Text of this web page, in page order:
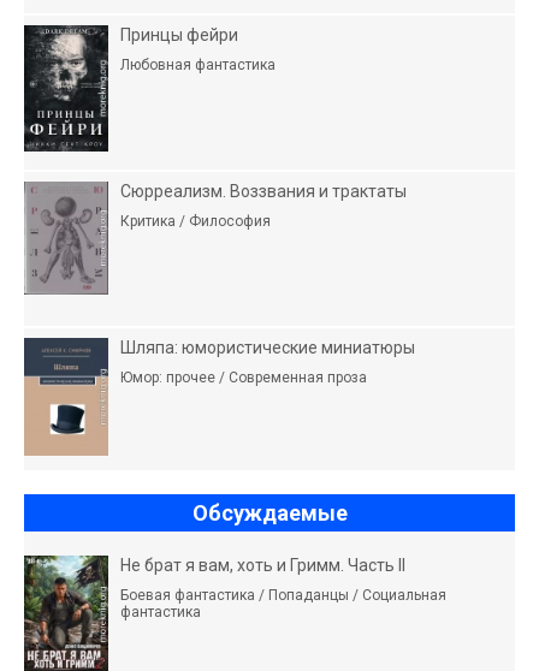
Принцы фейри
Любовная фантастика
Сюрреализм. Воззвания и трактаты
Критика / Философия
Шляпа: юмористические миниатюры
Юмор: прочее / Современная проза
Обсуждаемые
Не брат я вам, хоть и Гримм. Часть II
Боевая фантастика / Попаданцы / Социальная
фантастика